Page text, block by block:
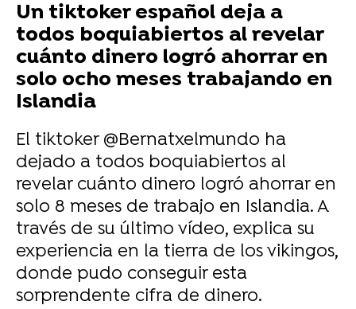
Un tiktoker español deja a
todos boquiabiertos al revelar
cuánto dinero logró ahorrar en
solo ocho meses trabajando en
Islandia
El tiktoker @Bernatxelmundo ha
dejado a todos boquiabiertos al
revelar cuánto dinero logró ahorrar en
solo 8 meses de trabajo en Islandia. A
través de su último vídeo, explica su
experiencia en la tierra de los vikingos,
donde pudo conseguir esta
sorprendente cifra de dinero.